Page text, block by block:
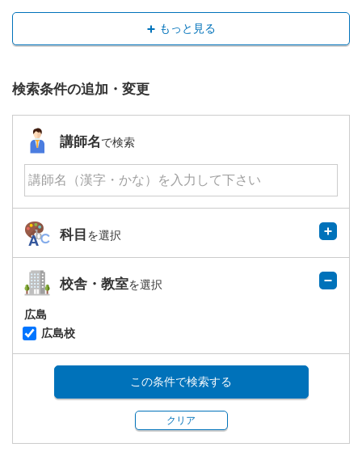
もっと見る
検索条件の追加・変更
講師名で検索
科目 を選択
校舎・教室を選択
広島
広島校
この条件で検索する
クリア